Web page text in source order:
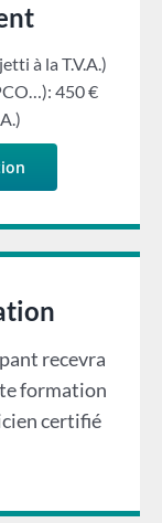
à la T.V.A.)
450 €
recevra
formation
certifié